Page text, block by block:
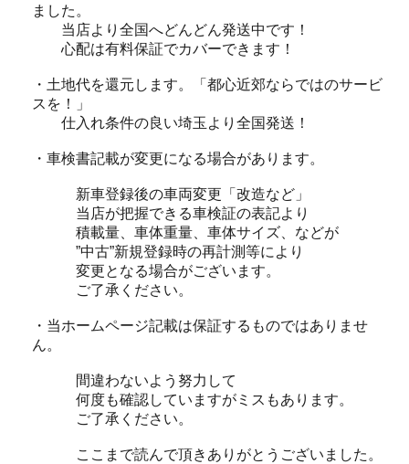
ました。
当店より全国へどんどん発送中です！
心配は有料保証でカバーできます！
・土地代を還元します。「都心近郊ならではのサービ
スを！」
仕入れ条件の良い埼玉より全国発送！
・車検書記載が変更になる場合があります。
新車登録後の車両変更「改造など」
当店が把握できる車検証の表記より
積載量、車体重量、車体サイズ、などが
”中古”新規登録時の再計測等により
変更となる場合がございます。
ご了承ください。
・当ホームページ記載は保証するものではありませ
ん。
間違わないよう努力して
何度も確認していますがミスもあります。
ご了承ください。
ここまで読んで頂きありがとうございました。